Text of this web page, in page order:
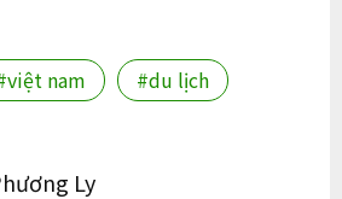
nam #du lịch
Ly